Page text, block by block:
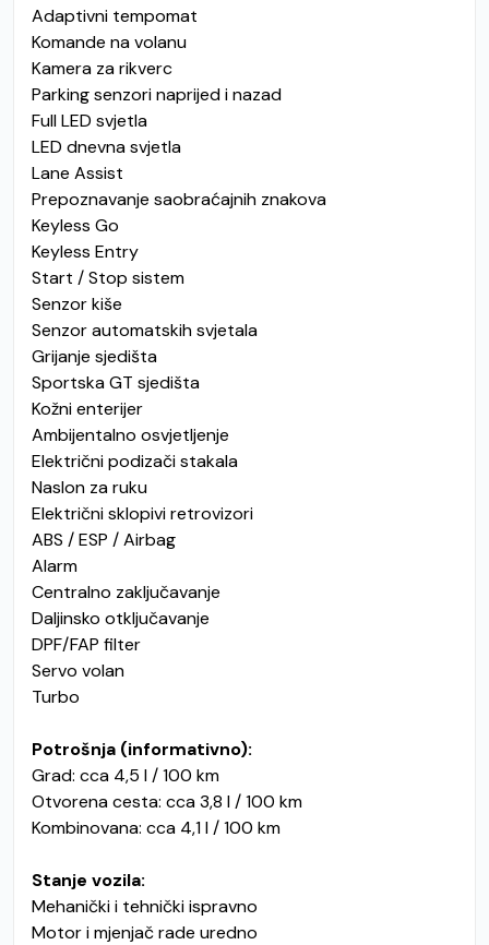
Adaptivni tempomat
Komande na volanu
Kamera za rikverc
Parking senzori naprijed i nazad
Full LED svjetla
LED dnevna svjetla
Lane Assist
Prepoznavanje saobraćajnih znakova
Keyless Go
Keyless Entry
Start / Stop sistem
Senzor kiše
Senzor automatskih svjetala
Grijanje sjedišta
Sportska GT sjedišta
Kožni enterijer
Ambijentalno osvjetljenje
Električni podizači stakala
Naslon za ruku
Električni sklopivi retrovizori
ABS / ESP / Airbag
Alarm
Centralno zaključavanje
Daljinsko otključavanje
DPF/FAP filter
Servo volan
Turbo
Potrošnja (informativno):
Grad: cca 4,5 l / 100 km
Otvorena cesta: cca 3,8 l / 100 km
Kombinovana: cca 4,1 l / 100 km
Stanje vozila:
Mehanički i tehnički ispravno
Motor i mjenjač rade uredno